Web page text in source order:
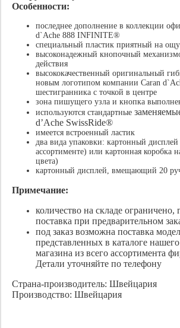
Особенности:
последнее дополнение в коллекции
d`Ache 888 INFINITE®
специальный пластик приятный на
высоконадежный кнопочный
действия
высококачественный оригинальный
новым логотипом компании Caran
шестигранника с точкой в центре
зона пишущего узла и кнопка
используются стандартные
d’Ache SwissRide®
имеется встроенный ластик
два вида упаковки: картонный
ассортименте) или картонная коробка
цвета)
картонный дисплей, вмещающий 20
Примечание:
количество на складе ограничено,
поставка при предварительном
под заказ возможна поставка
представленных в каталоге
магазина из всего ассортимента
Детали уточняйте по телефону
Страна-производитель: Швейцария
Производство: Швейцария